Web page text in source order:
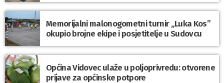
Memorijalni malonogometni turnir „Luka Kos”
okupio brojne ekipe i posjetitelje u Sudovcu
Općina Vidovec ulaže u poljoprivredu: otvorene
prijave za općinske potpore